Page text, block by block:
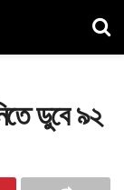
ডুবে ৯২